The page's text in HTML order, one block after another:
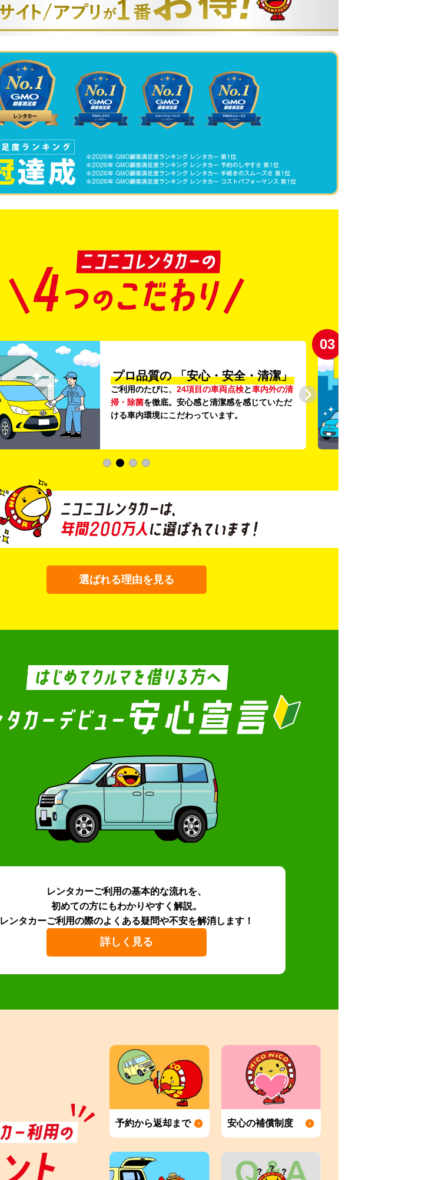
プロ品質の 「安心・安全・清潔」
ご利用のたびに、 24項目の車両点検と車内外の清
掃・除菌を徹底。安心感と清潔感を感じていただ
ける車内環境にこだわっています。
03
選ばれる理由を見る
レンタカーご利用の基本的な流れを、
初めての方にもわかりやすく解説。
レンタカーご利用の際のよくある疑問や不安を解消します！
詳しく見る
予約から返却まで 安心の補償制度